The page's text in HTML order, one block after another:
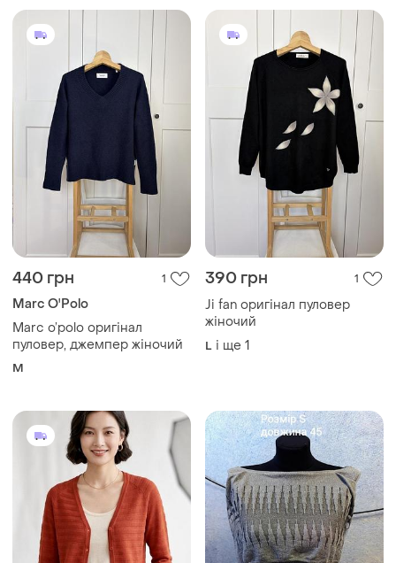
440 грн 1
Marc O'Polo
Marc o’polo оригінал
пуловер, джемпер жіночий
M
390 грн 1
Ji fan оригінал пуловер
жіночий
L і ще 1